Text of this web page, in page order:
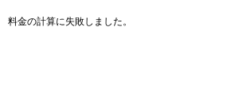
料金の計算に失敗しました。